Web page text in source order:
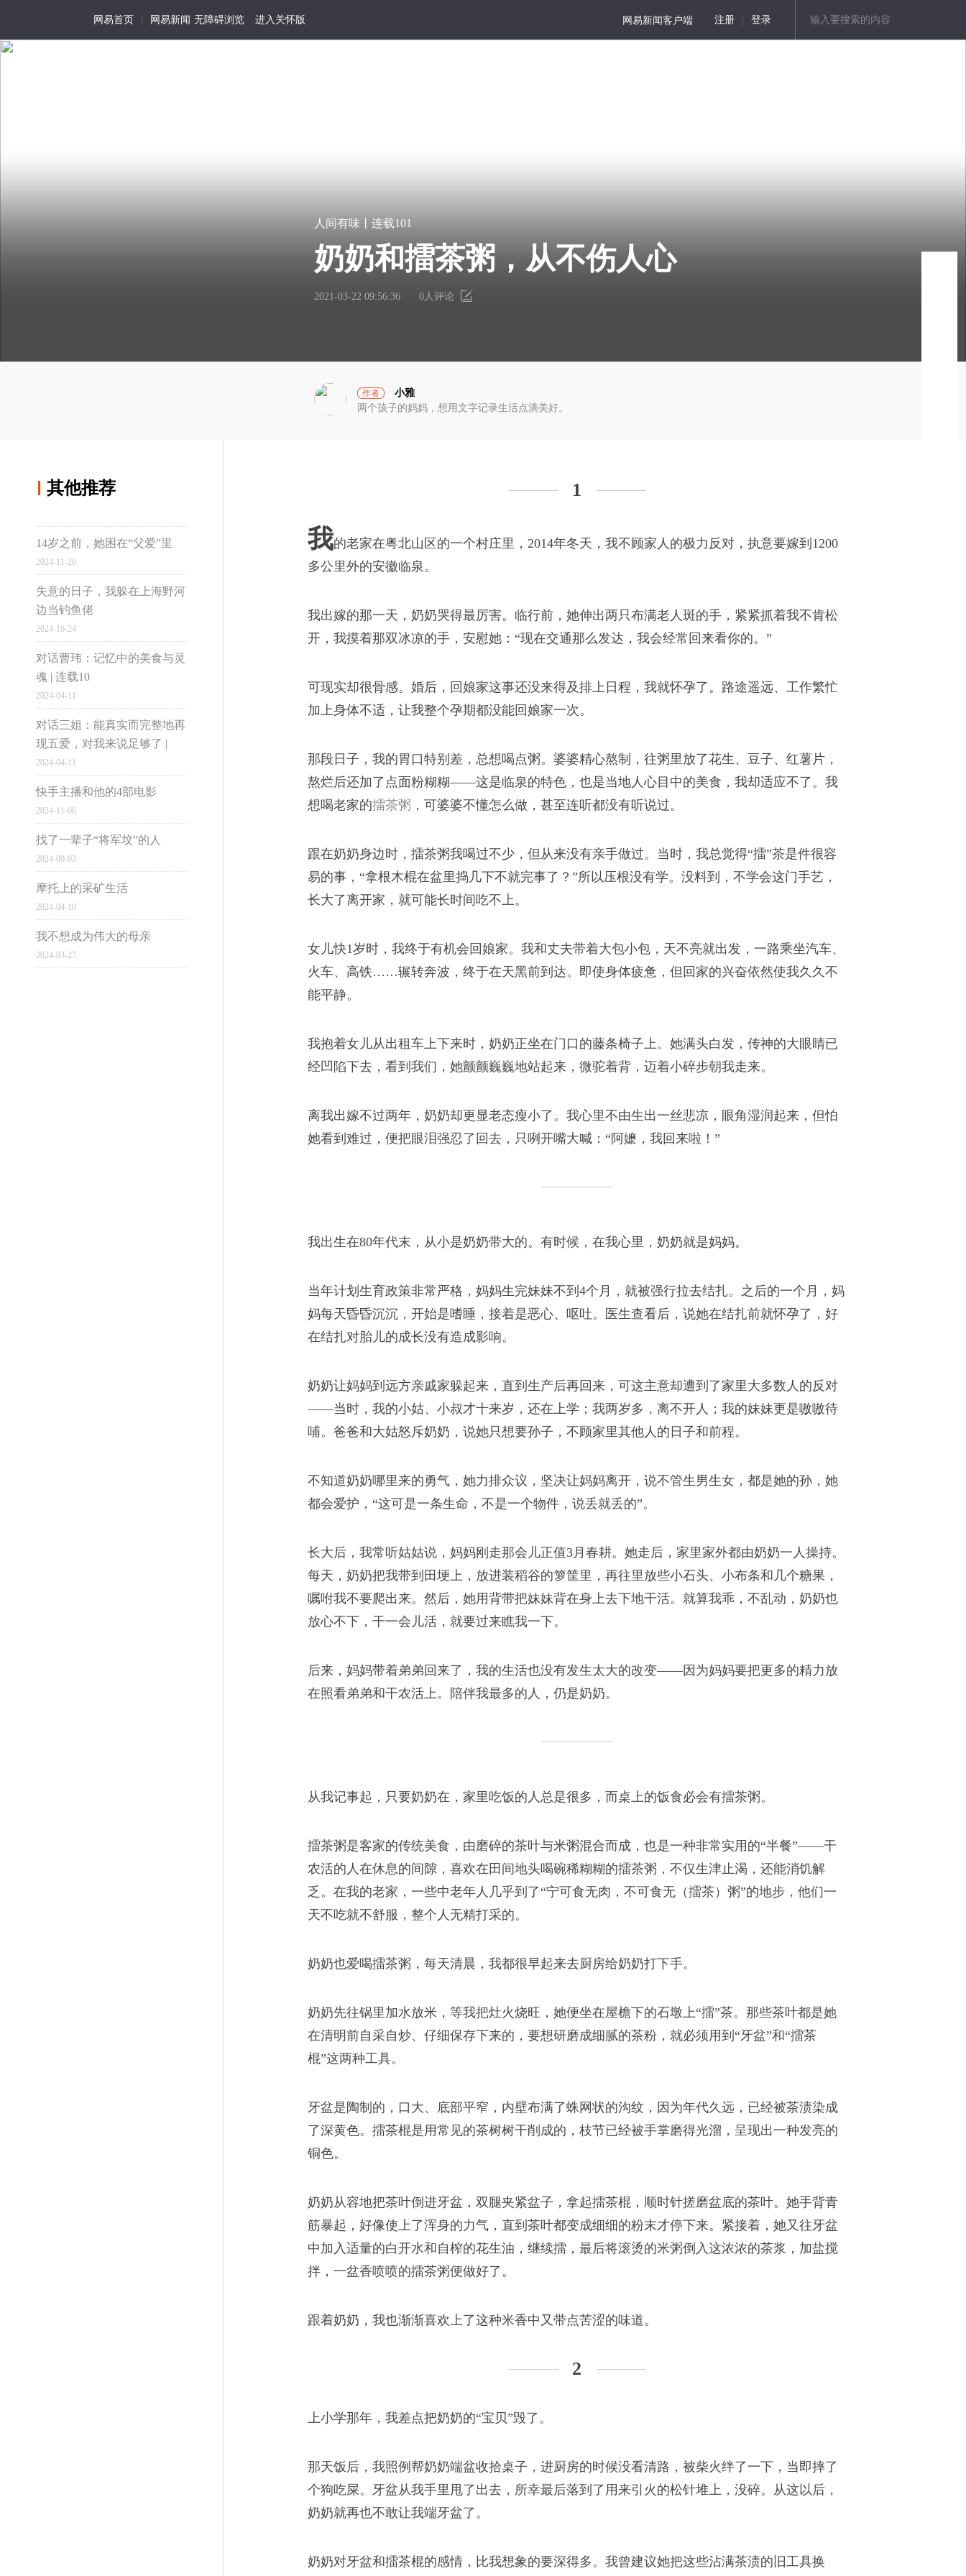
网易首页 网易新闻 无障碍浏览 进入关怀版 注册 登录
网易新闻客户端
奶奶和擂茶粥，从不伤人心
2021-03-22 09:56:36 0人评论
人间有味丨连载101
作者
小雅
两个孩子的妈妈，想用文字记录生活点滴美好。
1
我的老家在粤北山区的一个村庄里，2014年冬天，我不顾家人的极力反对，执意要嫁到1200
多公里外的安徽临泉。
我出嫁的那一天，奶奶哭得最厉害。临行前，她伸出两只布满老人斑的手，紧紧抓着我不肯松
开，我摸着那双冰凉的手，安慰她：“现在交通那么发达，我会经常回来看你的。”
可现实却很骨感。婚后，回娘家这事还没来得及排上日程，我就怀孕了。路途遥远、工作繁忙
加上身体不适，让我整个孕期都没能回娘家一次。
那段日子，我的胃口特别差，总想喝点粥。婆婆精心熬制，往粥里放了花生、豆子、红薯片，
熬烂后还加了点面粉糊糊——这是临泉的特色，也是当地人心目中的美食，我却适应不了。我
想喝老家的擂茶粥 ，可婆婆不懂怎么做，甚至连听都没有听说过。
跟在奶奶身边时，擂茶粥我喝过不少，但从来没有亲手做过。当时，我总觉得“擂”茶是件很容
易的事，“拿根木棍在盆里捣几下不就完事了？”所以压根没有学。没料到，不学会这门手艺，
长大了离开家，就可能长时间吃不上。
女儿快1岁时，我终于有机会回娘家。我和丈夫带着大包小包，天不亮就出发，一路乘坐汽车、
火车、高铁……辗转奔波，终于在天黑前到达。即使身体疲惫，但回家的兴奋依然使我久久不
能平静。
我抱着女儿从出租车上下来时，奶奶正坐在门口的藤条椅子上。她满头白发，传神的大眼睛已
经凹陷下去，看到我们，她颤颤巍巍地站起来，微驼着背，迈着小碎步朝我走来。
离我出嫁不过两年，奶奶却更显老态瘦小了。我心里不由生出一丝悲凉，眼角湿润起来，但怕
她看到难过，便把眼泪强忍了回去，只咧开嘴大喊：“阿嬷，我回来啦！”
我出生在80年代末，从小是奶奶带大的。有时候，在我心里，奶奶就是妈妈。
当年计划生育政策非常严格，妈妈生完妹妹不到4个月，就被强行拉去结扎。之后的一个月，妈
妈每天昏昏沉沉，开始是嗜睡，接着是恶心、呕吐。医生查看后，说她在结扎前就怀孕了，好
在结扎对胎儿的成长没有造成影响。
奶奶让妈妈到远方亲戚家躲起来，直到生产后再回来，可这主意却遭到了家里大多数人的反对
——当时，我的小姑、小叔才十来岁，还在上学；我两岁多，离不开人；我的妹妹更是嗷嗷待
哺。爸爸和大姑怒斥奶奶，说她只想要孙子，不顾家里其他人的日子和前程。
不知道奶奶哪里来的勇气，她力排众议，坚决让妈妈离开，说不管生男生女，都是她的孙，她
都会爱护，“这可是一条生命，不是一个物件，说丢就丢的”。
长大后，我常听姑姑说，妈妈刚走那会儿正值3月春耕。她走后，家里家外都由奶奶一人操持。
每天，奶奶把我带到田埂上，放进装稻谷的箩筐里，再往里放些小石头、小布条和几个糖果，
嘱咐我不要爬出来。然后，她用背带把妹妹背在身上去下地干活。就算我乖，不乱动，奶奶也
放心不下，干一会儿活，就要过来瞧我一下。
后来，妈妈带着弟弟回来了，我的生活也没有发生太大的改变——因为妈妈要把更多的精力放
在照看弟弟和干农活上。陪伴我最多的人，仍是奶奶。
从我记事起，只要奶奶在，家里吃饭的人总是很多，而桌上的饭食必会有擂茶粥。
擂茶粥是客家的传统美食，由磨碎的茶叶与米粥混合而成，也是一种非常实用的“半餐”——干
农活的人在休息的间隙，喜欢在田间地头喝碗稀糊糊的擂茶粥，不仅生津止渴，还能消饥解
乏。在我的老家，一些中老年人几乎到了“宁可食无肉，不可食无（擂茶）粥”的地步，他们一
天不吃就不舒服，整个人无精打采的。
奶奶也爱喝擂茶粥，每天清晨，我都很早起来去厨房给奶奶打下手。
奶奶先往锅里加水放米，等我把灶火烧旺，她便坐在屋檐下的石墩上“擂”茶。那些茶叶都是她
在清明前自采自炒、仔细保存下来的，要想研磨成细腻的茶粉，就必须用到“牙盆”和“擂茶
棍”这两种工具。
牙盆是陶制的，口大、底部平窄，内壁布满了蛛网状的沟纹，因为年代久远，已经被茶渍染成
了深黄色。擂茶棍是用常见的茶树树干削成的，枝节已经被手掌磨得光溜，呈现出一种发亮的
铜色。
奶奶从容地把茶叶倒进牙盆，双腿夹紧盆子，拿起擂茶棍，顺时针搓磨盆底的茶叶。她手背青
筋暴起，好像使上了浑身的力气，直到茶叶都变成细细的粉末才停下来。紧接着，她又往牙盆
中加入适量的白开水和自榨的花生油，继续擂，最后将滚烫的米粥倒入这浓浓的茶浆，加盐搅
拌，一盆香喷喷的擂茶粥便做好了。
跟着奶奶，我也渐渐喜欢上了这种米香中又带点苦涩的味道。
2
上小学那年，我差点把奶奶的“宝贝”毁了。
那天饭后，我照例帮奶奶端盆收拾桌子，进厨房的时候没看清路，被柴火绊了一下，当即摔了
个狗吃屎。牙盆从我手里甩了出去，所幸最后落到了用来引火的松针堆上，没碎。从这以后，
奶奶就再也不敢让我端牙盆了。
奶奶对牙盆和擂茶棍的感情，比我想象的要深得多。我曾建议她把这些沾满茶渍的旧工具换
分享到qq空间
其他推荐
14岁之前，她困在“父爱”里
2024-11-26
失意的日子，我躲在上海野河
边当钓鱼佬
2024-10-24
对话曹玮：记忆中的美食与灵
魂 | 连载10
2024-04-11
对话三姐：能真实而完整地再
现五爱，对我来说足够了 |
2024-04-11
快手主播和他的4部电影
2024-11-06
找了一辈子“将军坟”的人
2024-09-03
摩托上的采矿生活
2024-04-10
我不想成为伟大的母亲
2024-03-27
度
篇
巨
献
有
宙
点
书
上
真实故事计划 破茧计划
蓝衣坊
市井雄心 浪潮
大国小民 我从新疆来